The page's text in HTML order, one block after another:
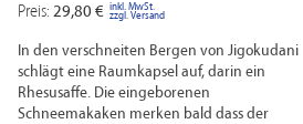
Preis: 29,80 € inkl. MwSt.
zzgl. Versand
In den verschneiten Bergen von Jigokudani
schlägt eine Raumkapsel auf, darin ein
Rhesusaffe. Die eingeborenen
Schneemakaken merken bald dass der